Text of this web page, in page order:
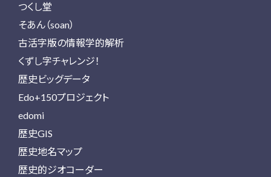
つくし堂
そあん（soan）
古活字版の情報学的解析
くずし字チャレンジ！
歴史ビッグデータ
Edo+150プロジェクト
edomi
歴史GIS
歴史地名マップ
歴史的ジオコーダー